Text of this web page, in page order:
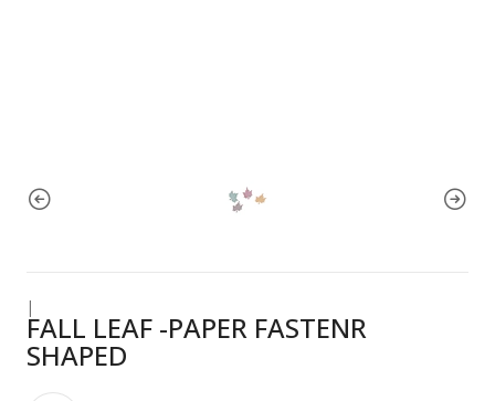
|
FALL LEAF -PAPER FASTENR
SHAPED